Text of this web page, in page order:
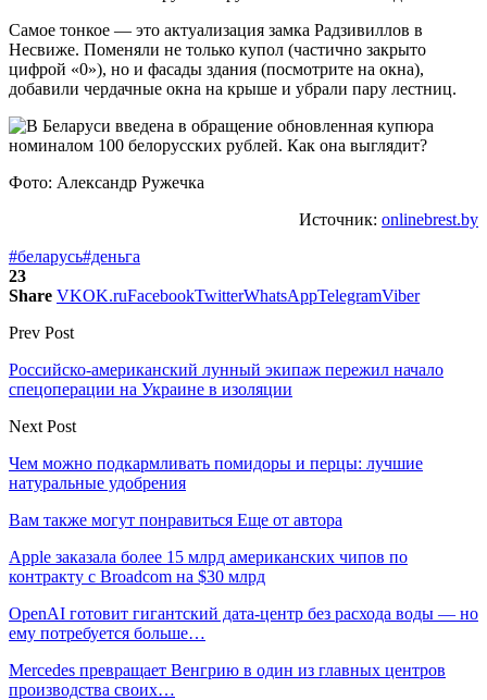
Самое тонкое — это актуализация замка Радзивиллов в
Несвиже. Поменяли не только купол (частично закрыто
цифрой «0»), но и фасады здания (посмотрите на окна),
добавили чердачные окна на крыше и убрали пару лестниц.
Фото: Александр Ружечка
Источник: onlinebrest.by
#беларусь#деньга
23
Share VKOK.ruFacebookTwitterWhatsAppTelegramViber
Prev Post
Российско-американский лунный экипаж пережил начало
спецоперации на Украине в изоляции
Next Post
Чем можно подкармливать помидоры и перцы: лучшие
натуральные удобрения
Вам также могут понравиться Еще от автора
Apple заказала более 15 млрд американских чипов по
контракту с Broadcom на $30 млрд
OpenAI готовит гигантский дата-центр без расхода воды — но
ему потребуется больше…
Mercedes превращает Венгрию в один из главных центров
производства своих…